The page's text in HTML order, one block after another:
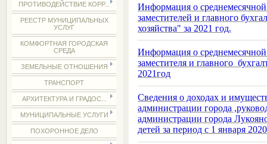
ПРОТИВОДЕЙСТВИЕ КОРР...
РЕЕСТР МУНИЦИПАЛЬНЫХ
УСЛУГ
КОМФОРТНАЯ ГОРОДСКАЯ
СРЕДА
ЗЕМЕЛЬНЫЕ ОТНОШЕНИЯ
ТРАНСПОРТ
АРХИТЕКТУРА И ГРАДОС...
МУНИЦИПАЛЬНЫЕ УСЛУГИ
ПОХОРОННОЕ ДЕЛО
Информация о среднемесячной
заместителей и главного
хозяйства" за 2021 год.
Информация о среднемесячной
заместителя и главного
2021год
Сведения о доходах и
администрации города
администрации города
детей за период с 1 января